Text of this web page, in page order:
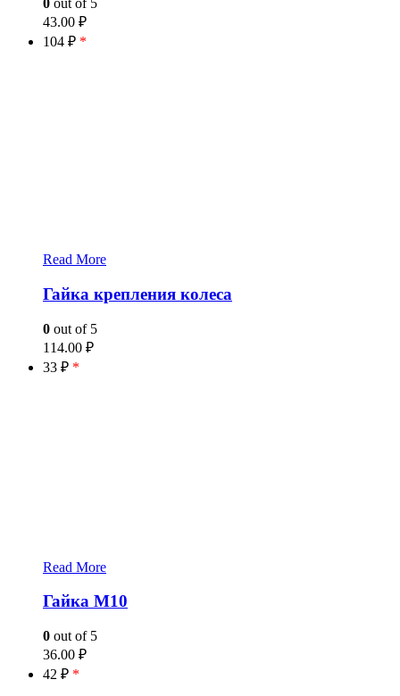
0 out of 5
43.00 ₽
104 ₽ *
Read More
Гайка крепления колеса
0 out of 5
114.00 ₽
33 ₽ *
Read More
Гайка М10
0 out of 5
36.00 ₽
42 ₽ *